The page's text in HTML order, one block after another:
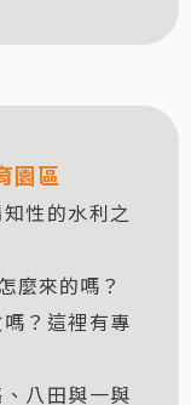
園區
性的水利之
麼來的嗎？
？這裡有專
八田與一與